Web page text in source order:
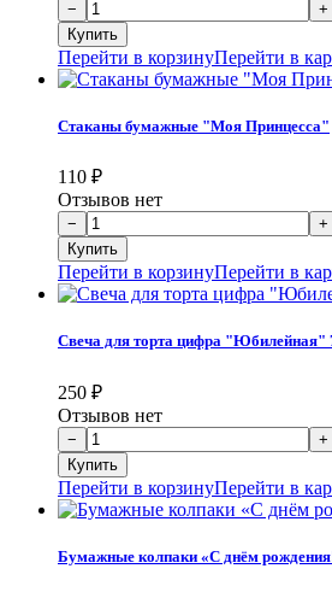
Перейти в корзинуПерейти в
Стаканы бумажные "Моя Принцесса"
110 ₽
Отзывов нет
Перейти в корзинуПерейти в
Свеча для торта цифра "Юбилейная"
250 ₽
Отзывов нет
Перейти в корзинуПерейти в
Бумажные колпаки «С днём